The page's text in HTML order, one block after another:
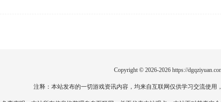
Copyright © 2026-2026 https://
注释：本站发布的一切游戏资讯内容，均来自互联网仅供学习交流使